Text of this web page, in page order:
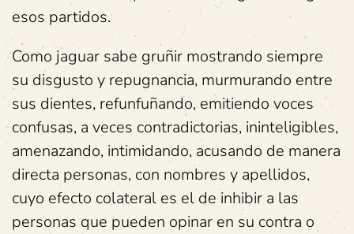
esos partidos.
Como jaguar sabe gruñir mostrando siempre
su disgusto y repugnancia, murmurando entre
sus dientes, refunfuñando, emitiendo voces
confusas, a veces contradictorias, ininteligibles,
amenazando, intimidando, acusando de manera
directa personas, con nombres y apellidos,
cuyo efecto colateral es el de inhibir a las
personas que pueden opinar en su contra o